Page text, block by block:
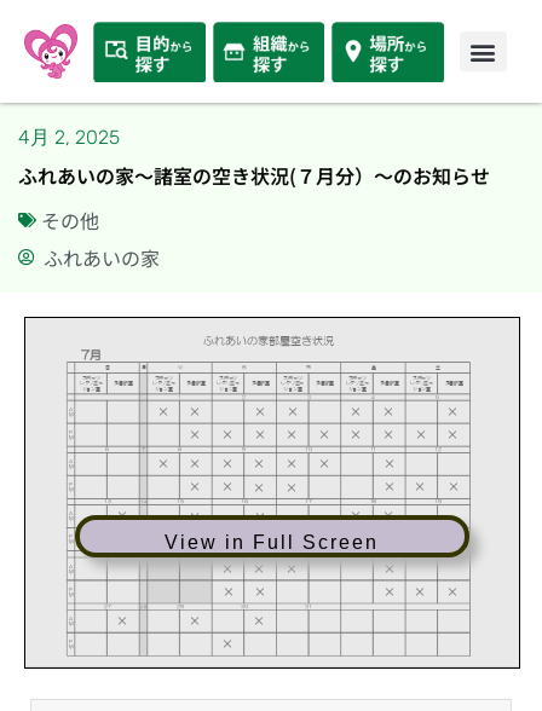
4月 2, 2025
ふれあいの家～諸室の空き状況(７月分）～のお知らせ
その他
ふれあいの家
View in Full Screen